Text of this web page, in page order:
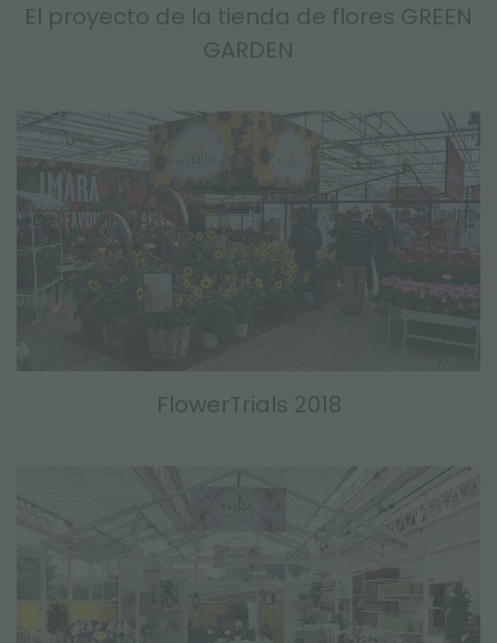
El proyecto de la tienda de flores GREEN
GARDEN
FlowerTrials 2018